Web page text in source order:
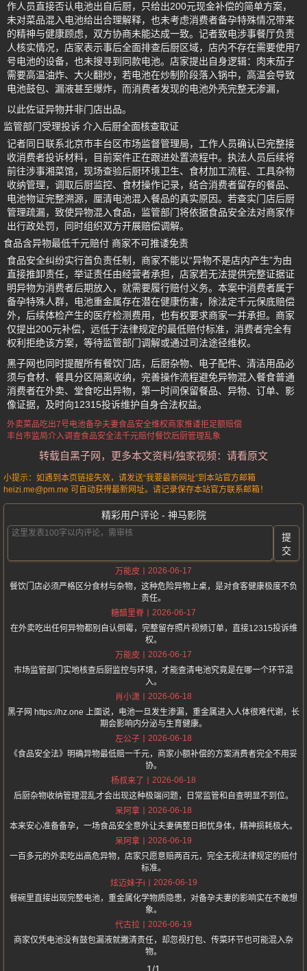
作人员直接否认电池出自后厨，只给出200元现金补偿的简单方案，
未对菜品混入电池给出合理解释，也未考虑消费者备孕特殊情况带来
的精神与健康顾虑，双方协商未能达成一致。记者致电涉事餐厅负责
人核实情况，店家表示事后全面排查后厨区域，店内不存在需要使用7
号电池的设备，也未搜寻到同款电池。店家提出自身逻辑：肉末茄子
需要高温油炸、大火翻炒，若电池在炒制阶段落入锅中，高温会导致
电池鼓包、漏液甚至爆炸，而消费者发现的电池外壳完整无渗漏，
以此佐证异物并非门店出品。
监管部门受理投诉 介入后厨全面核查取证
记者同日联系北京市丰台区市场监督管理局，工作人员确认已完整接
收消费者投诉材料，目前案件正在跟进处置流程中。执法人员后续将
前往涉事湘菜馆，现场查验后厨环境卫生、食材加工流程、工具杂物
收纳管理，调取后厨监控、食材操作记录，结合消费者留存的餐品、
电池物证完整溯源，厘清电池混入餐品的真实原因。若查实门店后厨
管理疏漏，致使异物混入食品，监管部门将依据食品安全法对商家作
出行政处罚，同时组织双方开展赔偿调解。
食品含异物最低千元赔付 商家不可推诿免责
食品安全纠纷实行首负责任制，商家不能以“异物不是店内产生”为由
直接推卸责任，举证责任由经营者承担，店家若无法提供完整证据证
明异物为消费者后期放入，就需要履行赔付义务。本案中消费者属于
备孕特殊人群，电池重金属存在潜在健康伤害，除法定千元保底赔偿
外，后续体检产生的医疗检测费用，也有权要求商家一并承担。商家
仅提出200元补偿，远低于法律规定的最低赔付标准，消费者完全有
权利拒绝该方案，等待监管部门调解或通过司法途径维权。
黑子网也同时提醒所有餐饮门店，后厨杂物、电子配件、清洁用品必
须与食材、餐具分区隔离收纳，完善操作流程避免异物混入餐食普通
消费者在外卖、堂食吃出异物，第一时间保留餐品、异物、订单、影
像证据，及时向12315投诉维护自身合法权益。
外卖菜品吃出7号电池备孕夫妻食品安全维权商家推诿拒足额赔偿
丰台市监局介入调查食品安全法千元赔付餐饮后厨管理乱象
转载自黑子网，更多本文资料/独家视频：请看原文
小提示：如遇到本页链接失效，请发送“我要最新网址”到本站官方邮箱
heizi.me@pm.me 可自动获得最新网址。请记录保存本站官方联系邮箱！
精彩用户评论 - 神马影院
提
交
万能皮
2026-06-17
餐饮门店必须严格区分食材与杂物，这种危险异物上桌，是对食客健康极度不负
责任。
糖醋里脊
2026-06-17
在外卖吃出任何异物都别自认倒霉，完整留存照片视频订单，直接12315投诉维
权。
万能皮
2026-06-17
市场监管部门实地核查后厨监控与环境，才能查清电池究竟是在哪一个环节混
入。
肖小潇
2026-06-18
黑子网 https://hz.one 上面说，电池一旦发生渗漏，重金属进入人体很难代谢，长
期会影响内分泌与生育健康。
左公子
2026-06-18
《食品安全法》明确异物最低赔一千元，商家小额补偿的方案消费者完全不用妥
协。
杨叔来了
2026-06-18
后厨杂物收纳管理混乱才会出现这种极端问题，日常监管和自查明显不到位。
呆阿拿
2026-06-18
本来安心准备备孕，一场食品安全意外让夫妻俩整日担忧身体，精神损耗极大。
呆阿拿
2026-06-19
一百多元的外卖吃出高危异物，店家只愿意赔两百元，完全无视法律规定的赔付
标准。
炫迈妹子i
2026-06-19
餐碗里直接出现完整电池，重金属化学物质隐患，对备孕夫妻的影响实在不敢想
象。
代古拉
2026-06-19
商家仅凭电池没有鼓包漏液就撇清责任，却忽视打包、传菜环节也可能混入杂
物。